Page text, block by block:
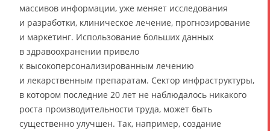
массивов информации, уже меняет исследования
и разработки, клиническое лечение, прогнозирование
и маркетинг. Использование больших данных
в здравоохранении привело
к высокоперсонализированным лечению
и лекарственным препаратам. Сектор инфраструктуры,
в котором последние 20 лет не наблюдалось никакого
роста производительности труда, может быть
существенно улучшен. Так, например, создание